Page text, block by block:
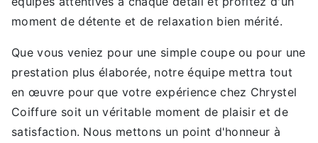
moment de détente et de relaxation bien mérité.
Que vous veniez pour une simple coupe ou pour une
prestation plus élaborée, notre équipe mettra tout
en œuvre pour que votre expérience chez Chrystel
Coiffure soit un véritable moment de plaisir et de
satisfaction. Nous mettons un point d'honneur à